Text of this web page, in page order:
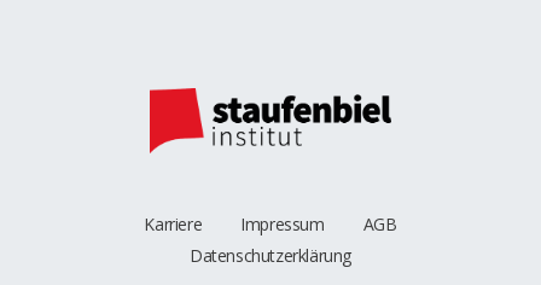
Karriere Impressum
AGB
Datenschutzerklärung